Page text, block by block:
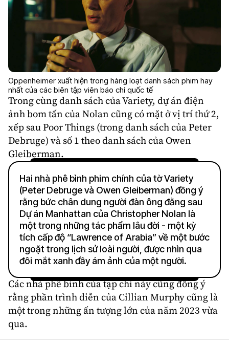
Oppenheimer xuất hiện trong hàng loạt danh sách phim hay
nhất của các biên tập viên báo chí quốc tế
Trong cùng danh sách của Variety, dự án điện
ảnh bom tấn của Nolan cũng có mặt ở vị trí thứ 2,
xếp sau Poor Things (trong danh sách của Peter
Debruge) và số 1 theo danh sách của Owen
Gleiberman.
Hai nhà phê bình phim chính của tờ Variety
(Peter Debruge và Owen Gleiberman) đồng ý
rằng bức chân dung người đàn ông đằng sau
Dự án Manhattan của Christopher Nolan là
một trong những tác phẩm lâu đời - một kỳ
tích cấp độ “Lawrence of Arabia” về một bước
ngoặt trong lịch sử loài người, được nhìn qua
đôi mắt xanh đầy ám ảnh của một người.
Các nhà phê bình của tạp chí này cũng đồng ý
rằng phần trình diễn của Cillian Murphy cũng là
một trong những ấn tượng lớn của năm 2023 vừa
qua.